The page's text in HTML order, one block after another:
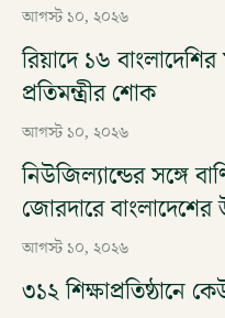
আগস্ট ১০, ২০২৬
রিয়াদে ১৬ বাংলাদেশির
প্রতিমন্ত্রীর শোক
আগস্ট ১০, ২০২৬
নিউজিল্যান্ডের সঙ্গে
জোরদারে
আগস্ট ১০, ২০২৬
৩১২ শিক্ষাপ্রতিষ্ঠানে